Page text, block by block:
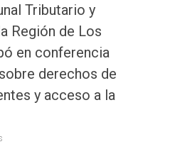
Tributario y
Región de Los
en conferencia
derechos de
y acceso a la